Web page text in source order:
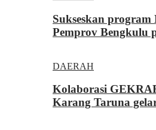
Sukseskan
Pemprov Bengkulu
DAERAH
Kolaborasi
Karang Taruna